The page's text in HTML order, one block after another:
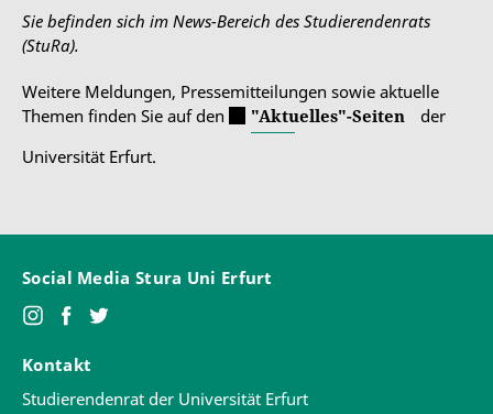
Sie befinden sich im News-Bereich des Studierendenrats
(StuRa).
Weitere Meldungen, Pressemitteilungen sowie aktuelle
Themen finden Sie auf den
"Aktuelles"-Seiten
der
Universität Erfurt.
Social Media Stura Uni Erfurt
Kontakt
Studierendenrat der Universität Erfurt